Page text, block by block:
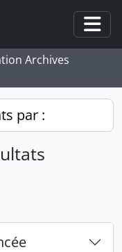
Archives
par :